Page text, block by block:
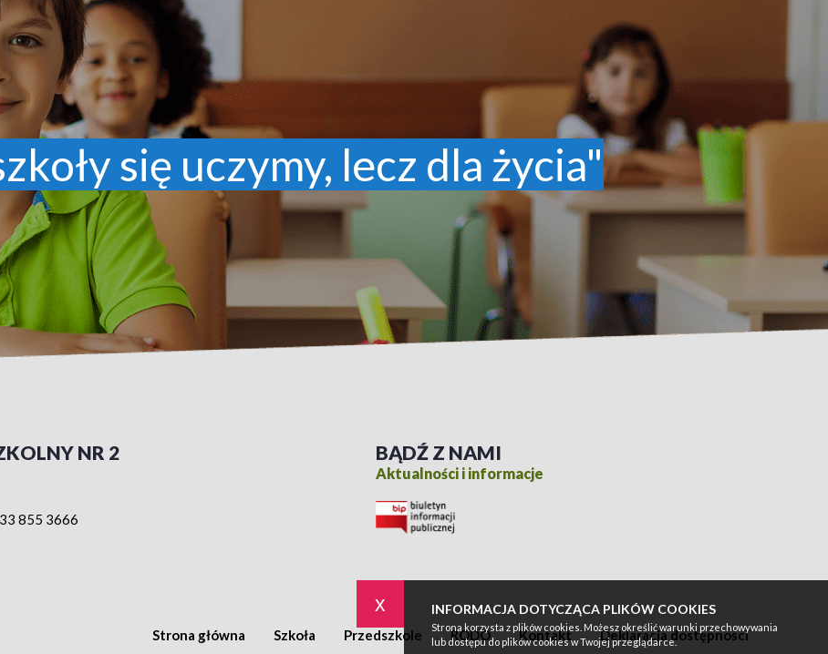
x INFORMACJA DOTYCZĄCA PLIKÓW COOKIES
Strona korzysta z plików cookies. Możesz określić warunki przechowywania
lub dostępu do plików cookies w Twojej przeglądarce.
się uczymy, lecz dla życia"
NR 2
855 3666
BĄDŹ Z NAMI
Aktualności i informacje
Strona główna Szkoła Przedszkole RODO Kontakt Deklaracja dostępności